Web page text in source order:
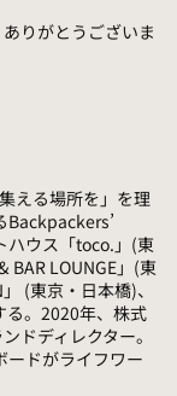
りがとうございま
える場所を」を理
Backpackers’
ハウス「toco.」(東
BAR LOUNGE」(東
(東京・日本橋)、
。 2020年、株式
ドディレクター。
ードがライフワー